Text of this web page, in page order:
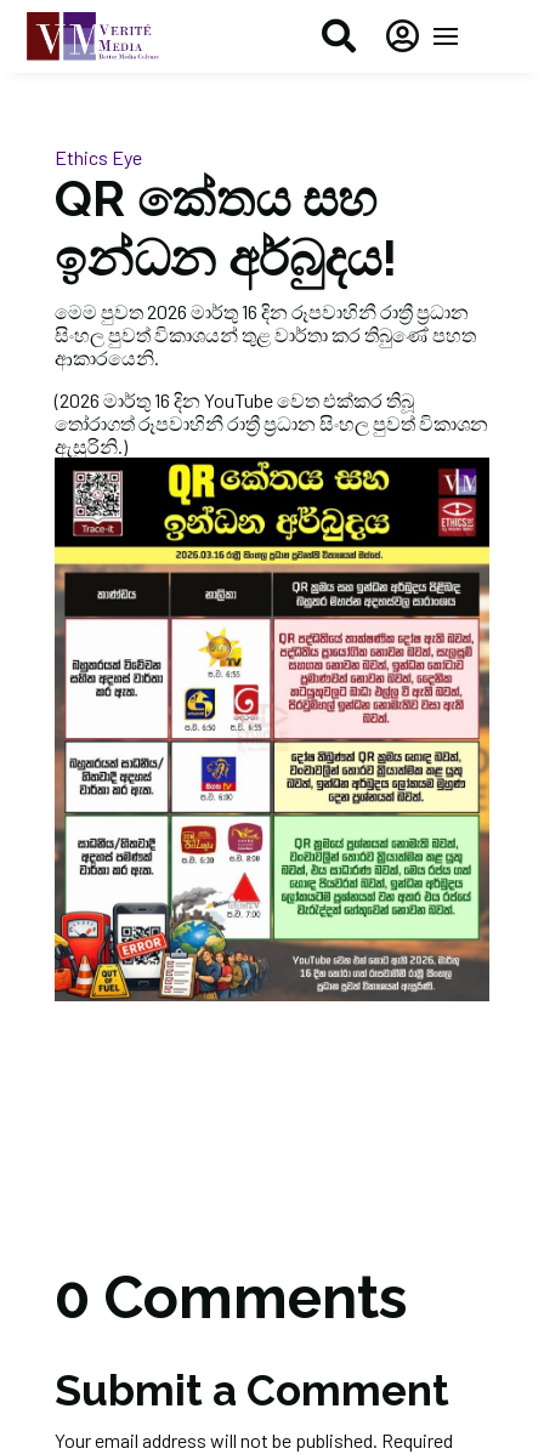
 
Ethics Eye
QR කේතය සහ
ඉන්ධන අර්බුදය!
මෙම පුවත 2026 මාර්තු 16 දින රූපවාහිනී රාත්‍රී ප්‍රධාන
සිංහල පුවත් විකාශයන් තුළ වාර්තා කර තිබුණේ පහත
ආකාරයෙනි.
(2026 මාර්තු 16 දින YouTube වෙත එක්කර තිබූ
තෝරාගත් රූපවාහිනී රාත්‍රී ප්‍රධාන සිංහල පුවත් විකාශන
ඇසුරිනි.)
0 Comments
Submit a Comment
Your email address will not be published. Required